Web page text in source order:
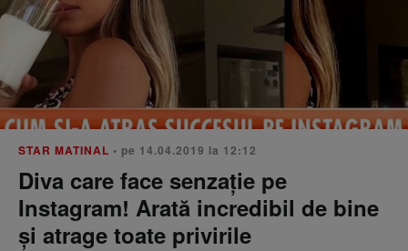
STAR MATINAL • pe 14.04.2019 la 12:12
Diva care face senzaţie pe
Instagram! Arată incredibil de bine
şi atrage toate privirile